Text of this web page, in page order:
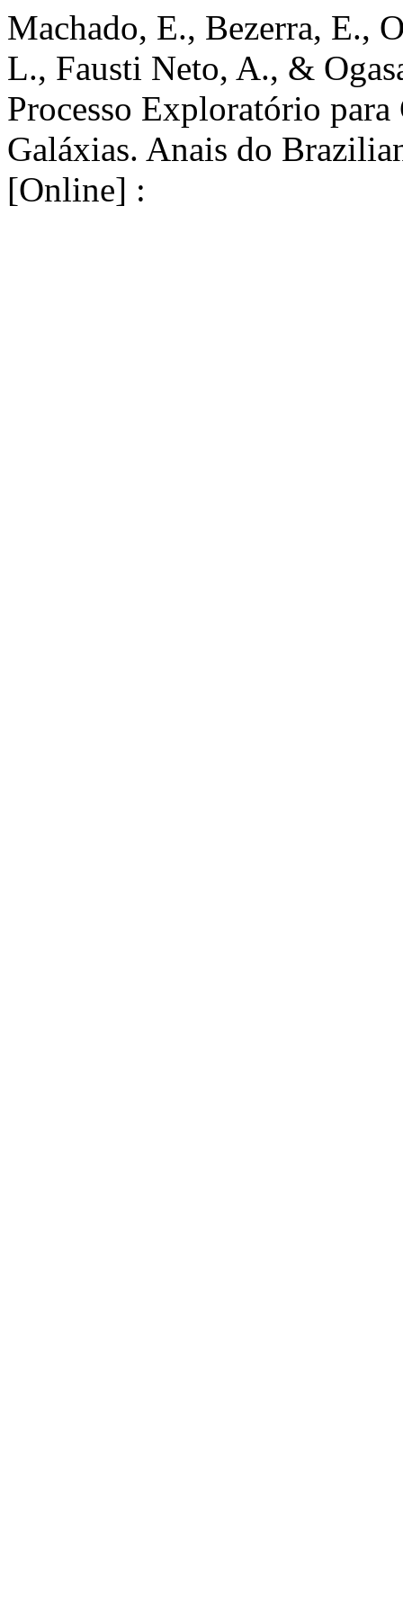
Machado, E., Bezerra, E.,
L., Fausti Neto, A., &
Processo Exploratório para
Galáxias. Anais do
[Online] :